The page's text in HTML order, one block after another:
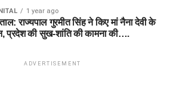
1 year ago
राज्यपाल गुरमीत सिंह ने किए मां नैना देवी के
प्रदेश की सुख-शांति की कामना की….
ADVERTISEMENT